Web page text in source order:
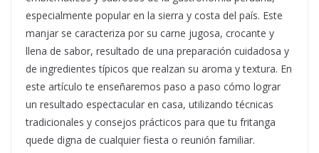
especialmente popular en la sierra y costa del país. Este
manjar se caracteriza por su carne jugosa, crocante y
llena de sabor, resultado de una preparación cuidadosa y
de ingredientes típicos que realzan su aroma y textura. En
este artículo te enseñaremos paso a paso cómo lograr
un resultado espectacular en casa, utilizando técnicas
tradicionales y consejos prácticos para que tu fritanga
quede digna de cualquier fiesta o reunión familiar.